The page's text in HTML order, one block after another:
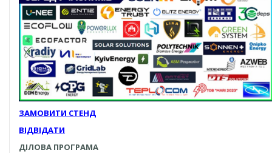
ЗАМОВИТИ СТЕНД
ВІДВІДАТИ
ДІЛОВА ПРОГРАМА